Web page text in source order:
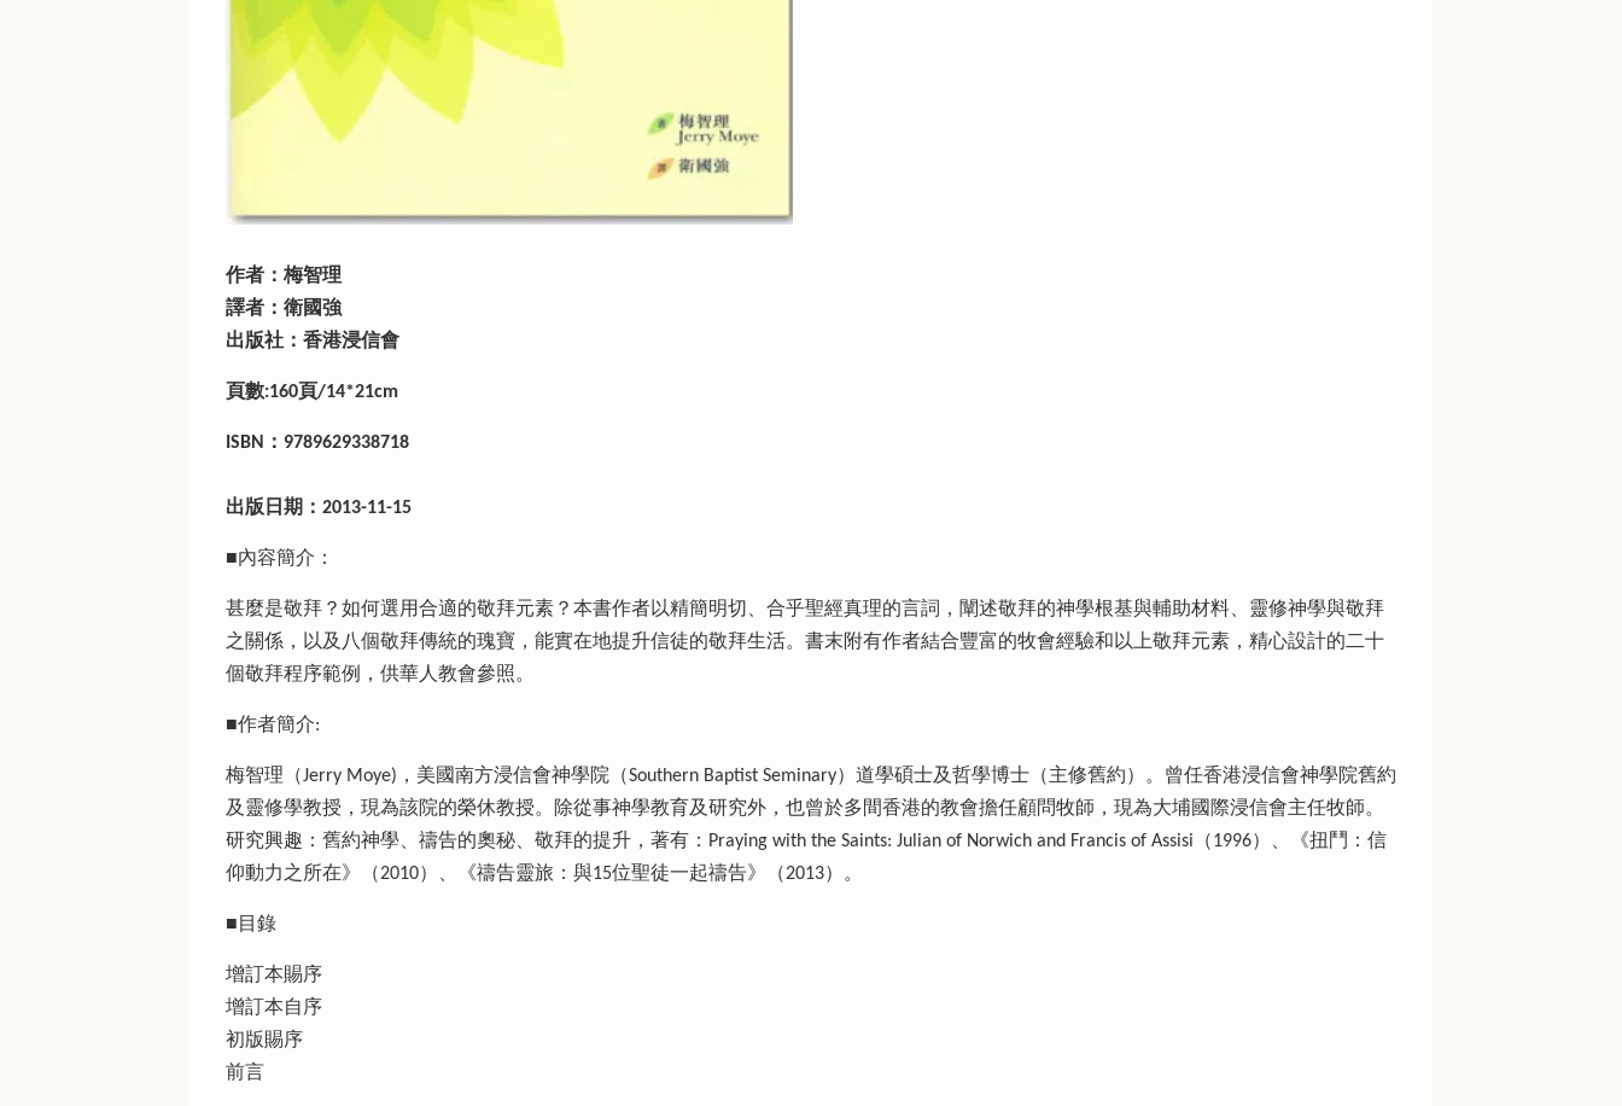
作者：梅智理
譯者：衛國強
出版社：香港浸信會
頁數:160頁/14*21cm
ISBN：9789629338718
出版日期：2013-11-15
■內容簡介：
甚麼是敬拜？如何選用合適的敬拜元素？本書作者以精簡明切、合乎聖經真理的言詞，闡述敬拜的神學根基與輔助材料、靈修神學與敬拜
之關係，以及八個敬拜傳統的瑰寶，能實在地提升信徒的敬拜生活。書末附有作者結合豐富的牧會經驗和以上敬拜元素，精心設計的二十
個敬拜程序範例，供華人教會參照。
■作者簡介:
梅智理（Jerry Moye)，美國南方浸信會神學院（Southern Baptist Seminary）道學碩士及哲學博士（主修舊約）。曾任香港浸信會神學院舊約
及靈修學教授，現為該院的榮休教授。除從事神學教育及研究外，也曾於多間香港的教會擔任顧問牧師，現為大埔國際浸信會主任牧師。
研究興趣：舊約神學、禱告的奧秘、敬拜的提升，著有：Praying with the Saints: Julian of Norwich and Francis of Assisi（1996）、《扭鬥：信
仰動力之所在》（2010）、《禱告靈旅：與15位聖徒一起禱告》（2013）。
■目錄
增訂本賜序
增訂本自序
初版賜序
前言